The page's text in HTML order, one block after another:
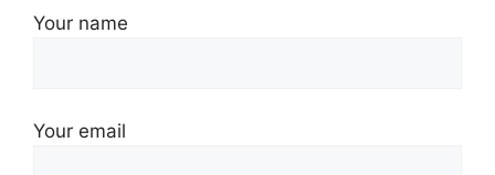
Your name
Your email